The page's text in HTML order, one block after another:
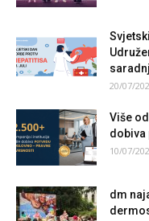
20/07/
Više
dobiva
10/07/
dm